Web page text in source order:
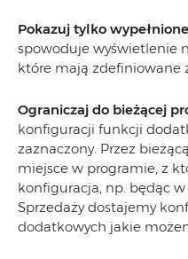
Pokazuj tylko wypełnione
spowoduje wyświetlenie
które mają zdefiniowane
Ograniczaj do bieżącej
konfiguracji funkcji
zaznaczony. Przez
miejsce w programie, z
konfiguracja, np. będąc
Sprzedaży dostajemy
dodatkowych jakie